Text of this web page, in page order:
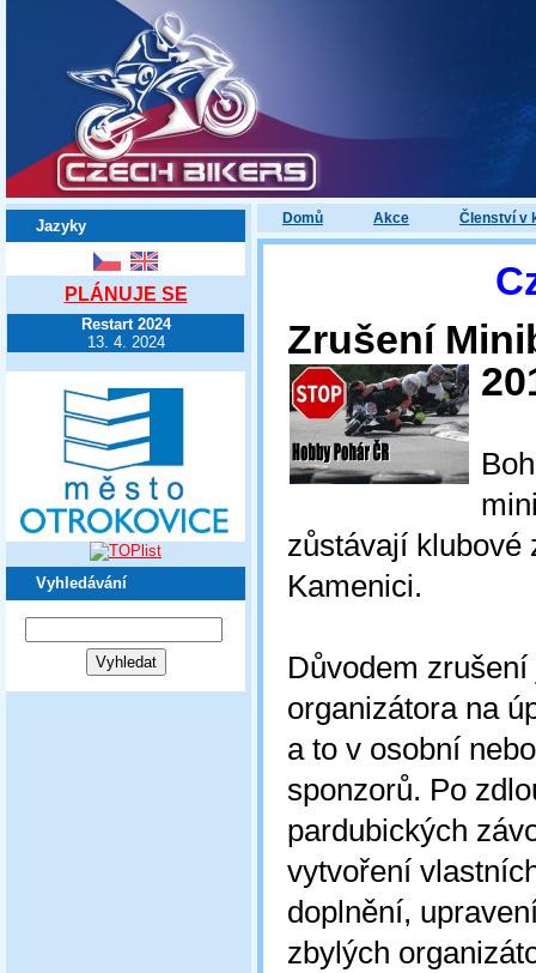
Domů Akce Členství v
Jazyky
PLÁNUJE SE
Restart 2024
13. 4. 2024
Vyhledávání
Zrušení
zůstávají klubové
Kamenici.
Důvodem
organizátora na
a to v osobní
sponzorů. Po
pardubických
vytvoření
doplnění,
zbylých